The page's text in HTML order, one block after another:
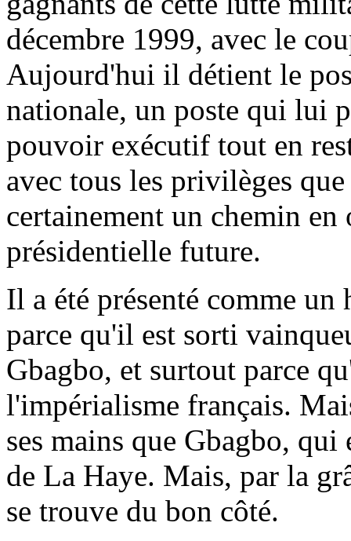
décembre 1999, avec le
Aujourd'hui il détient le
nationale, un poste qui lui
pouvoir exécutif tout en
avec tous les privilèges
certainement un chemin
présidentielle future.
Il a été présenté comme
parce qu'il est sorti
Gbagbo, et surtout parce
l'impérialisme français.
ses mains que Gbagbo,
de La Haye. Mais, par la
se trouve du bon côté.